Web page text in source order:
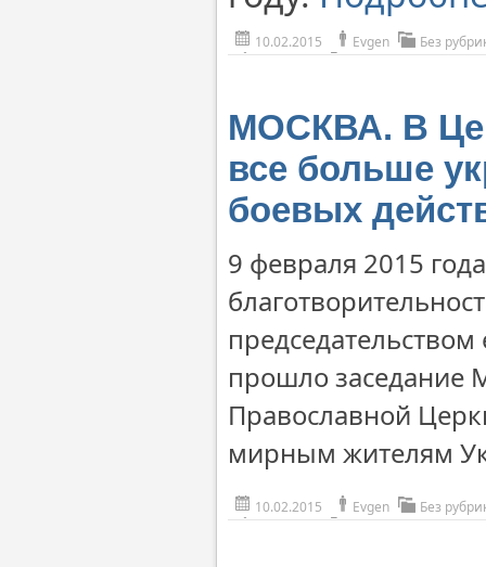
10.02.2015 Evgen Без
МОСКВА. В
все больше
боевых
9 февраля 2015
прошло заседание
Православной
мирным жителям
10.02.2015 Evgen Без